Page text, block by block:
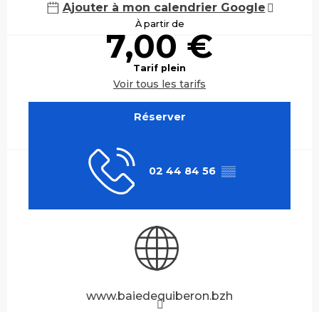
Ajouter à mon calendrier Google
À partir de
7,00 €
Tarif plein
Voir tous les tarifs
Réserver
02 44 84 56 ▒▒
www.baiedequiberon.bzh